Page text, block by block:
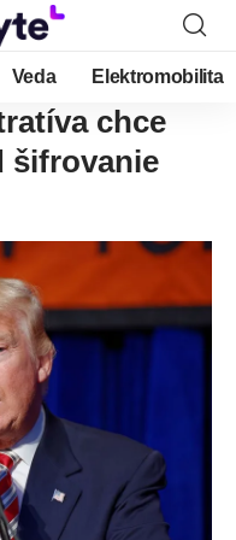
Veda Elektromobilita
chce
šifrovanie